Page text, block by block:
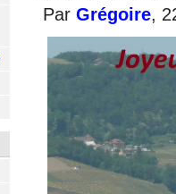
Par Grégoire,